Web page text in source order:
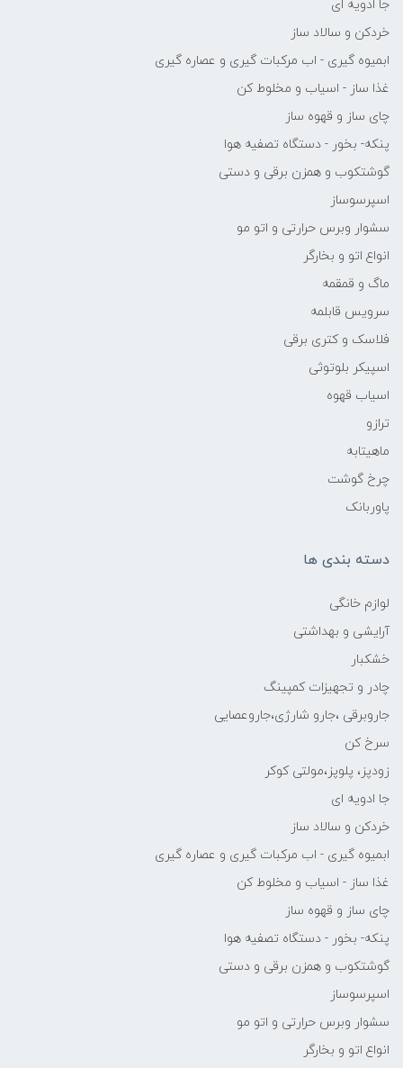
جا ادویه ای
خردکن و سالاد ساز
ابمیوه گیری - اب مرکبات گیری و عصاره گیری
غذا ساز - اسیاب و مخلوط کن
چای ساز و قهوه ساز
پنکه- بخور - دستگاه تصفیه هوا
گوشتکوب و همزن برقی و دستی
اسپرسوساز
سشوار وبرس حرارتی و اتو مو
انواع اتو و بخارگر
ماگ و قمقمه
سرویس قابلمه
فلاسک و کتری برقی
اسپیکر بلوتوثی
اسیاب قهوه
ترازو
ماهیتابه
چرخ گوشت
پاوربانک
دسته بندی ها
لوازم خانگی
آرایشی و بهداشتی
خشکبار
چادر و تجهیزات کمپینگ
جاروبرقی ،جارو شارژی،جاروعصایی
سرخ کن
زودپز، پلوپز،مولتی کوکر
جا ادویه ای
خردکن و سالاد ساز
ابمیوه گیری - اب مرکبات گیری و عصاره گیری
غذا ساز - اسیاب و مخلوط کن
چای ساز و قهوه ساز
پنکه- بخور - دستگاه تصفیه هوا
گوشتکوب و همزن برقی و دستی
اسپرسوساز
سشوار وبرس حرارتی و اتو مو
انواع اتو و بخارگر